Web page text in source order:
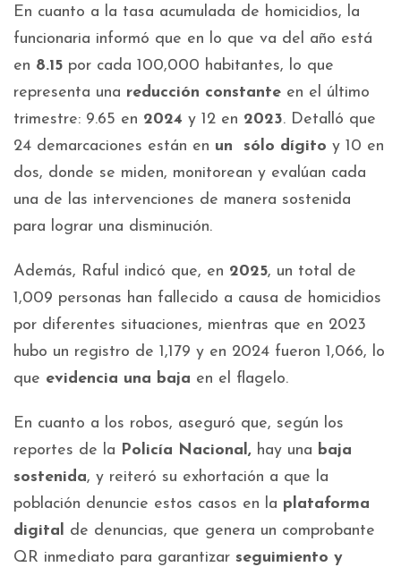
En cuanto a la tasa acumulada de homicidios, la
funcionaria informó que en lo que va del año está
en 8.15 por cada 100,000 habitantes, lo que
representa una reducción constante en el último
trimestre: 9.65 en 2024 y 12 en 2023. Detalló que
24 demarcaciones están en un sólo dígito y 10 en
dos, donde se miden, monitorean y evalúan cada
una de las intervenciones de manera sostenida
para lograr una disminución.
Además, Raful indicó que, en 2025, un total de
1,009 personas han fallecido a causa de homicidios
por diferentes situaciones, mientras que en 2023
hubo un registro de 1,179 y en 2024 fueron 1,066, lo
que evidencia una baja en el flagelo.
En cuanto a los robos, aseguró que, según los
reportes de la Policía Nacional, hay una baja
sostenida, y reiteró su exhortación a que la
población denuncie estos casos en la plataforma
digital de denuncias, que genera un comprobante
QR inmediato para garantizar seguimiento y